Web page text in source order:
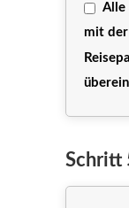
Alle
mit der
Schritt